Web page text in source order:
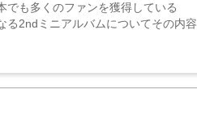
でも多くのファンを獲得している
る2ndミニアルバムについてその内容